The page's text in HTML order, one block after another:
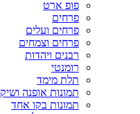
פופ ארט
פרחים
פרחים ועלים
פרחים וצמחים
רבנים ויהדות
רומנטי
תלת מימד
תמונות אופנה ושיק
תמונות בקו אחד